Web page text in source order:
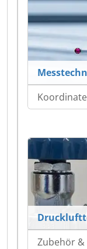
Zubehör